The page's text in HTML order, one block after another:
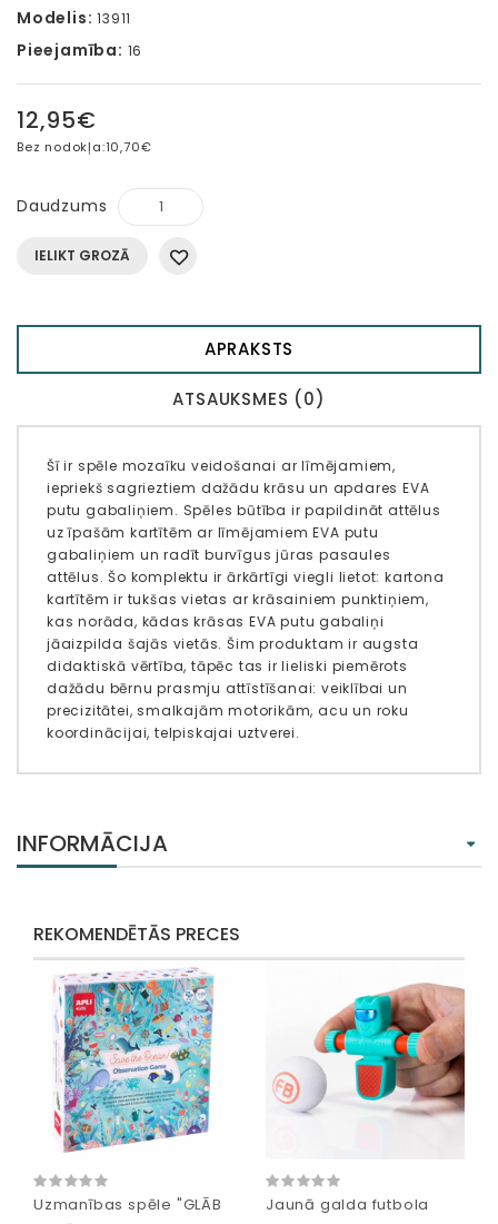
Modelis: 13911
Pieejamība: 16
12,95€
Bez nodokļa:10,70€
Daudzums
IELIKT GROZĀ
APRAKSTS
ATSAUKSMES (0)
Šī ir spēle mozaīku veidošanai ar līmējamiem,
iepriekš sagrieztiem dažādu krāsu un apdares EVA
putu gabaliņiem. Spēles būtība ir papildināt attēlus
uz īpašām kartītēm ar līmējamiem EVA putu
gabaliņiem un radīt burvīgus jūras pasaules
attēlus. Šo komplektu ir ārkārtīgi viegli lietot: kartona
kartītēm ir tukšas vietas ar krāsainiem punktiņiem,
kas norāda, kādas krāsas EVA putu gabaliņi
jāaizpilda šajās vietās. Šim produktam ir augsta
didaktiskā vērtība, tāpēc tas ir lieliski piemērots
dažādu bērnu prasmju attīstīšanai: veiklībai un
precizitātei, smalkajām motorikām, acu un roku
koordinācijai, telpiskajai uztverei.
INFORMĀCIJA
REKOMENDĒTĀS PRECES
Uzmanības spēle "GLĀB
Jaunā galda futbola